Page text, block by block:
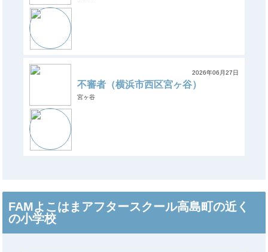
2026年06月27日
不審者（横浜市西区宮ヶ谷）
宮ヶ谷
FAMよこはまアフタースクール高島町の近く
の小学校